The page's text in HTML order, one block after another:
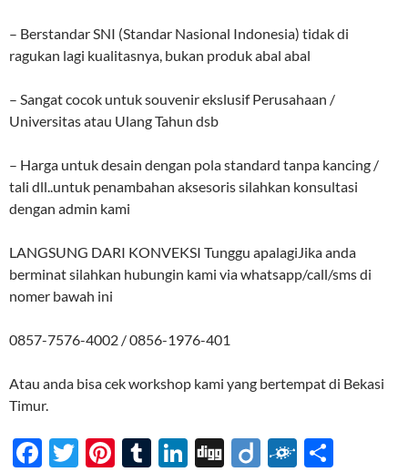
– Berstandar SNI (Standar Nasional Indonesia) tidak di
ragukan lagi kualitasnya, bukan produk abal abal
– Sangat cocok untuk souvenir ekslusif Perusahaan /
Universitas atau Ulang Tahun dsb
– Harga untuk desain dengan pola standard tanpa kancing /
tali dll..untuk penambahan aksesoris silahkan konsultasi
dengan admin kami
LANGSUNG DARI KONVEKSI Tunggu apalagiJika anda
berminat silahkan hubungin kami via whatsapp/call/sms di
nomer bawah ini
0857-7576-4002 / 0856-1976-401
Atau anda bisa cek workshop kami yang bertempat di Bekasi
Timur.
F
T
Pi T
Li
Di Di F